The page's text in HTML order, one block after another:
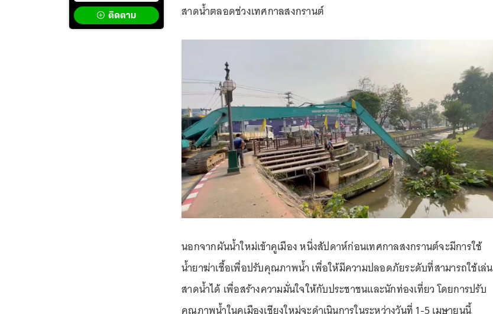
ติดตาม
สาดน้ำตลอดช่วงเทศกาลสงกรานต์
นอกจากผันน้ำใหม่เข้าคูเมือง หนึ่งสัปดาห์ก่อนเทศกาลสงกรานต์จะมีการใช้
น้ำยาฆ่าเชื้อเพื่อปรับคุณภาพน้ำ เพื่อให้มีความปลอดภัยระดับที่สามารถใช้เล่น
สาดน้ำได้ เพื่อสร้างความมั่นใจให้กับประชาชนและนักท่องเที่ยว โดยการปรับ